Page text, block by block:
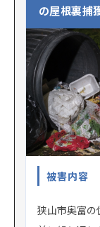
の屋根裏捕
被害内容
狭山市奥富